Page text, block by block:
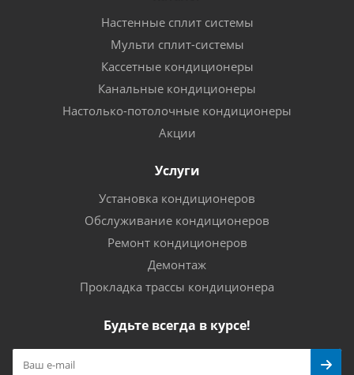
Настенные сплит системы
Мульти сплит-системы
Кассетные кондиционеры
Канальные кондиционеры
Настолько-потолочные кондиционеры
Акции
Услуги
Установка кондиционеров
Обслуживание кондиционеров
Ремонт кондиционеров
Демонтаж
Прокладка трассы кондиционера
Будьте всегда в курсе!